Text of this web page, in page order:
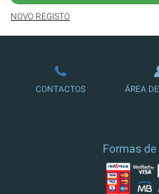
Ofertas e
serviços,
NOVO REGISTO
CONTACTOS ÁREA
Formas